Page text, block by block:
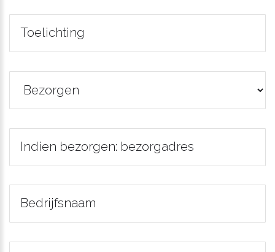
Toelichting
Indien bezorgen: bezorgadres
Bedrijfsnaam